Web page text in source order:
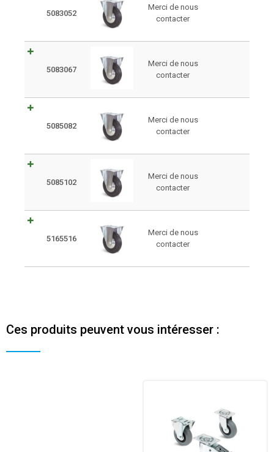
5083052
Merci de nous
contacter
5083067
Merci de nous
contacter
5085082
Merci de nous
contacter
5085102
Merci de nous
contacter
5165516
Merci de nous
contacter
Ces produits peuvent vous intéresser :